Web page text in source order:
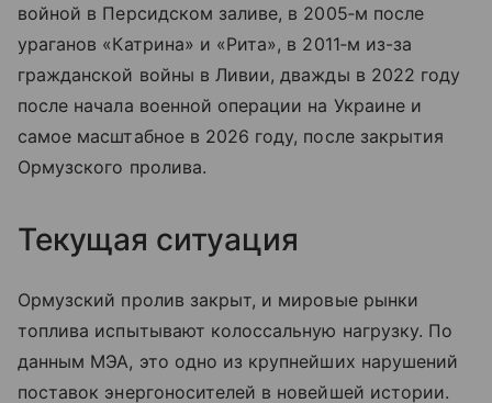
войной в Персидском заливе, в 2005‑м после
ураганов «Катрина» и «Рита», в 2011‑м из-за
гражданской войны в Ливии, дважды в 2022 году
после начала военной операции на Украине и
самое масштабное в 2026 году, после закрытия
Ормузского пролива.
Текущая ситуация
Ормузский пролив закрыт, и мировые рынки
топлива испытывают колоссальную нагрузку. По
данным МЭА, это одно из крупнейших нарушений
поставок энергоносителей в новейшей истории.